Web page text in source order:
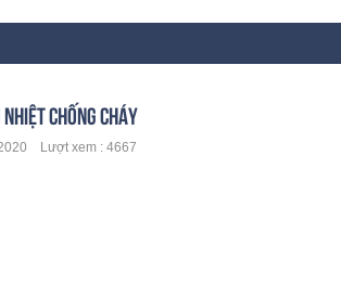
CHỐNG CHÁY
Lượt xem : 4667